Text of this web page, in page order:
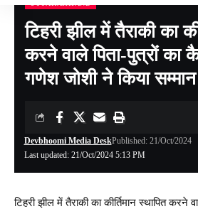
Devbhoomi Media>Blog >NATIONAL>
टिहरी झील में तैराकी का
करने वाले पिता-पुत्रों का
गणेश जोशी ने किया सम्मान
Last updated: 21/Oct/2024 5:13 PM
Devbhoomi Media DeskPublished: 21/Oct/2024
टिहरी झील में तैराकी का कीर्तिमान स्थापित करने